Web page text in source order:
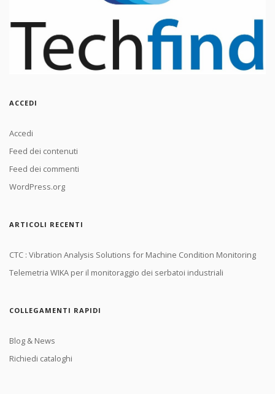
ACCEDI
Accedi
Feed dei contenuti
Feed dei commenti
WordPress.org
ARTICOLI RECENTI
CTC : Vibration Analysis Solutions for Machine Condition Monitoring
Telemetria WIKA per il monitoraggio dei serbatoi industriali
COLLEGAMENTI RAPIDI
Blog & News
Richiedi cataloghi